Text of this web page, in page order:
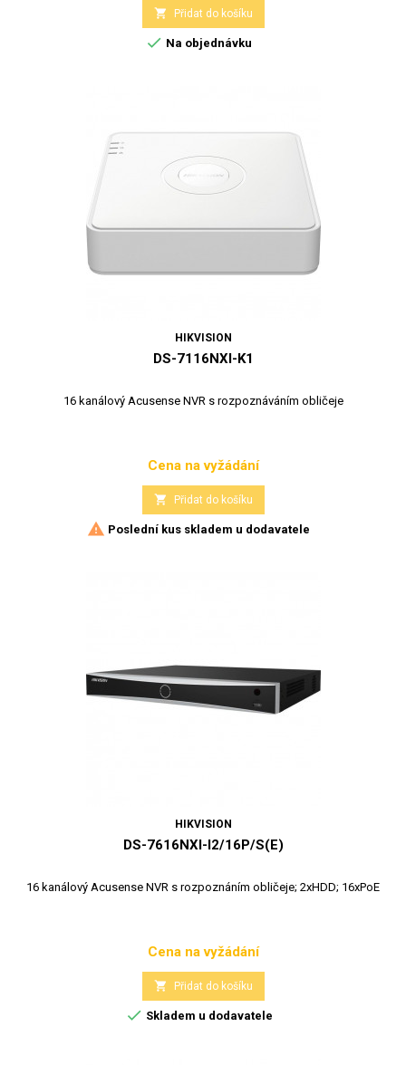
 Přidat do košíku
 Na objednávku
HIKVISION
DS-7116NXI-K1
16 kanálový Acusense NVR s rozpoznáváním obličeje
Cena
Cena na vyžádání
 Přidat do košíku
 Poslední kus skladem u dodavatele
HIKVISION
DS-7616NXI-I2/16P/S(E)
16 kanálový Acusense NVR s rozpoznáním obličeje; 2xHDD; 16xPoE
Cena
Cena na vyžádání
 Přidat do košíku
 Skladem u dodavatele